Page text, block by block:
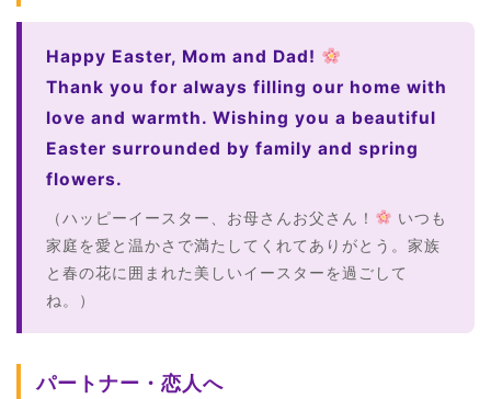
Happy Easter, Mom and Dad!
Thank you for always filling our home with
love and warmth. Wishing you a beautiful
Easter surrounded by family and spring
flowers.
（ハッピーイースター、お母さんお父さん！
いつも
家庭を愛と温かさで満たしてくれてありがとう。家族
と春の花に囲まれた美しいイースターを過ごして
ね。）
パートナー・恋人へ